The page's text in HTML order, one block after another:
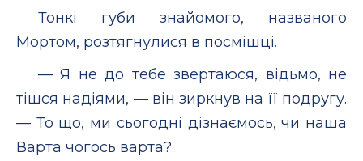
Тонкі губи знайомого, названого
Мортом, розтягнулися в посмішці.
— Я не до тебе звертаюся, відьмо, не
тішся надіями, — він зиркнув на її подругу.
— То що, ми сьогодні дізнаємось, чи наша
Варта чогось варта?